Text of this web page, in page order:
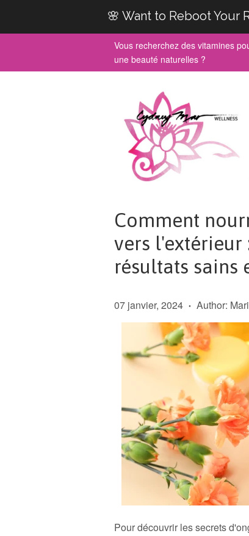
🌸 Want to Reboot Your
Vous recherchez des vitamines
une beauté naturelles ?
Comment
vers l'extérieur
résultats sains
07 janvier, 2024 • Author:
Pour découvrir les secrets